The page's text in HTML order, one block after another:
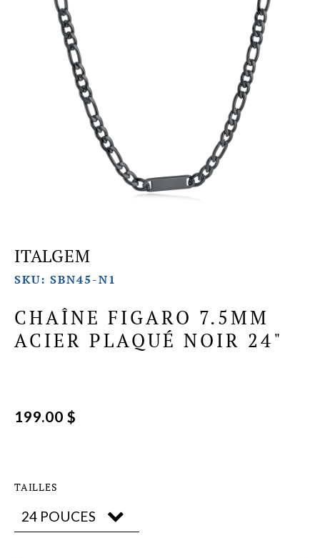
ITALGEM
SKU: SBN45-N1
CHAÎNE FIGARO 7.5MM
ACIER PLAQUÉ NOIR 24"
199.00 $
TAILLES